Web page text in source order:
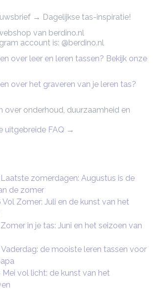
→ Dagelijkse tas-inspiratie!
van berdino.nl
account is: @berdino.nl
over leer en leren tassen? Bekijk onze
over het graveren van je leren tas?
over onderhoud, duurzaamheid en
uitgebreide FAQ →
Laatste zomerdagen: Augustus is de
de zomer
Vol Zomer: Juli en de kunst van het
Zomer in je tas: Juni en het seizoen van
Vaderdag: de mooiste leren tassen voor
Mei vol licht: de kunst van het